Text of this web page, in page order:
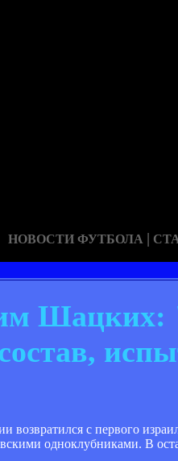
НОВОСТИ ФУТБОЛА |
Шацких:
возвратился с первого
одноклубниками. В